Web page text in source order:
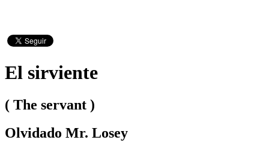
El sirviente
( The servant )
Olvidado Mr. Losey